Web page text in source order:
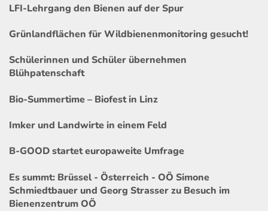
LFI-Lehrgang den Bienen auf der Spur
Grünlandflächen für Wildbienenmonitoring gesucht!
Schülerinnen und Schüler übernehmen
Blühpatenschaft
Bio-Summertime – Biofest in Linz
Imker und Landwirte in einem Feld
B-GOOD startet europaweite Umfrage
Es summt: Brüssel - Österreich - OÖ Simone
Schmiedtbauer und Georg Strasser zu Besuch im
Bienenzentrum OÖ